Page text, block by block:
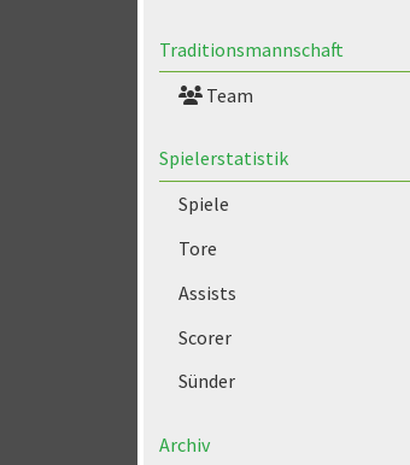
Traditionsmannschaft
Team
Spielerstatistik
Spiele
Tore
Assists
Scorer
Sünder
Archiv